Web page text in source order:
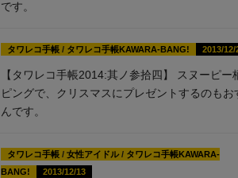
です。
タワレコ手帳 / タワレコ手帳KAWARA-BANG! 2013/12/
【タワレコ手帳2014:其ノ参拾四】 スヌーピー
ピングで、クリスマスにプレゼントするのもお
んです。
タワレコ手帳 / 女性アイドル/ タワレコ手帳KAWARA-
BANG!
2013/12/13